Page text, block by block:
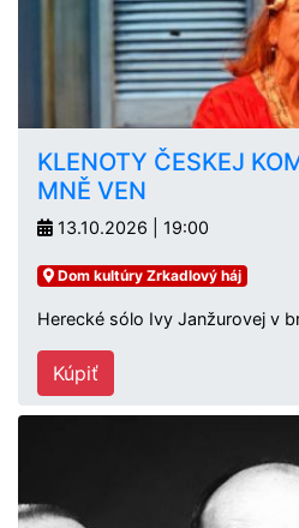
KLENOTY ČESKEJ
MNĚ VEN
13.10.2026 | 19:00
Dom kultúry Zrkadlový háj
Herecké sólo Ivy Janžurovej v
Kúpiť